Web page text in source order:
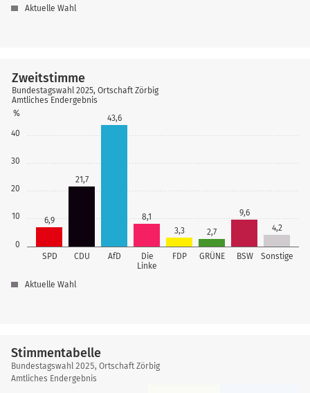
Aktuelle Wahl
0
10
20
30
40
%
SPD CDU AfD
Die
Linke
FDP GRÜNE BSW Sonstige
6,9
21,7
43,6
8,1
3,3
2,7
9,6
4,2
Zweitstimme
Bundestagswahl 2025, Ortschaft Zörbig
Amtliches Endergebnis
Aktuelle Wahl
Stimmentabelle
Stimmentabelle
Bundestagswahl 2025, Ortschaft Zörbig
Amtliches Endergebnis